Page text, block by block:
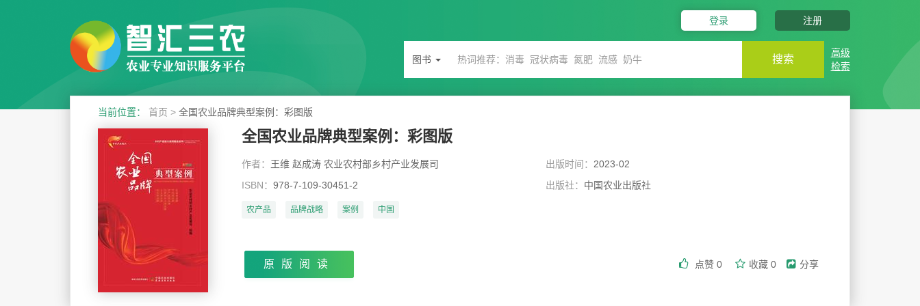
登录 注册
图书 搜索
高级
检索
当前位置： 首页 > 全国农业品牌典型案例：彩图版
全国农业品牌典型案例：彩图版
作者： 王维 赵成涛 农业农村部乡村产业发展司 出版时间： 2023-02
ISBN： 978-7-109-30451-2 出版社： 中国农业出版社
农产品 品牌战略 案例 中国
点赞 0 收藏 0 分享
原版阅读